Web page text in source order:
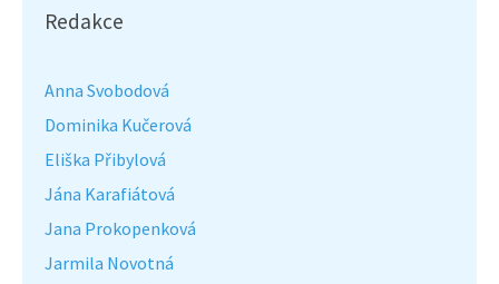
Redakce
Anna Svobodová
Dominika Kučerová
Eliška Přibylová
Jána Karafiátová
Jana Prokopenková
Jarmila Novotná